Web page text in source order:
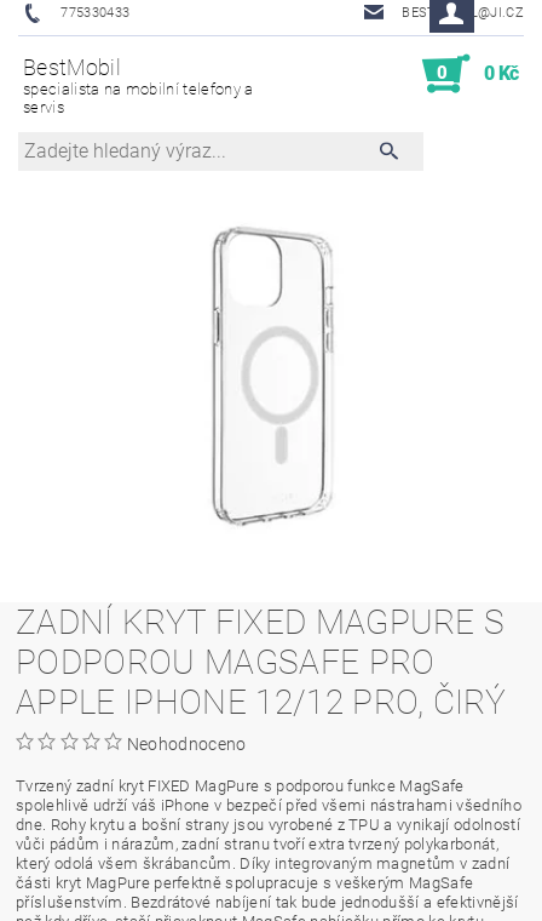
775330433 BESTMOBIL@JI.CZ
BestMobil
specialista na mobilní telefony a
servis
0 0 Kč
ZADNÍ KRYT FIXED MAGPURE S
PODPOROU MAGSAFE PRO
APPLE IPHONE 12/12 PRO, ČIRÝ
Neohodnoceno
Tvrzený zadní kryt FIXED MagPure s podporou funkce MagSafe
spolehlivě udrží váš iPhone v bezpečí před všemi nástrahami všedního
dne. Rohy krytu a bošní strany jsou vyrobené z TPU a vynikají odolností
vůči pádům i nárazům, zadní stranu tvoří extra tvrzený polykarbonát,
který odolá všem škrábancům. Díky integrovaným magnetům v zadní
části kryt MagPure perfektně spolupracuje s veškerým MagSafe
příslušenstvím. Bezdrátové nabíjení tak bude jednodušší a efektivnější